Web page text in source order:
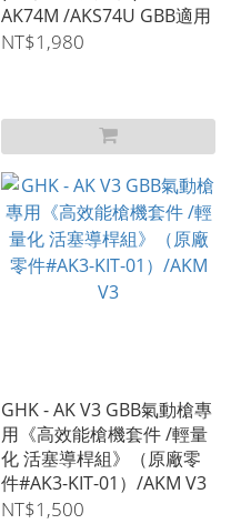
AK74M /AKS74U GBB適用
NT$1,980
GHK - AK V3 GBB氣動槍專
用《高效能槍機套件 /輕量
化 活塞導桿組》（原廠零
件#AK3-KIT-01）/AKM V3
NT$1,500